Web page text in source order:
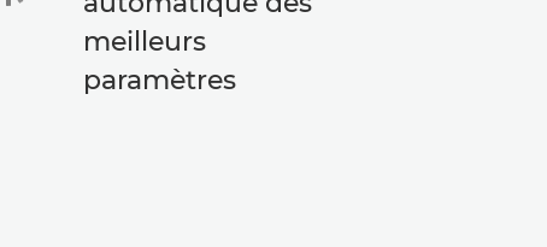
meilleurs
paramètres